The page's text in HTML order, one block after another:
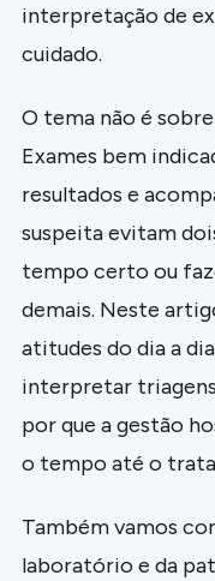
interpretação de
cuidado.
O tema não é
Exames bem
resultados e
suspeita evitam
tempo certo ou
demais. Neste
atitudes do dia a
interpretar
por que a gestão
o tempo até o
Também vamos
laboratório e da